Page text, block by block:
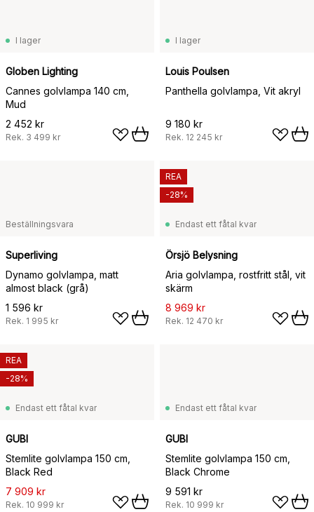
I lager
Globen Lighting
Cannes golvlampa 140 cm,
Mud
2 452 kr
Rek. 3 499 kr
I lager
Louis Poulsen
Panthella golvlampa, Vit akryl
9 180 kr
Rek. 12 245 kr
Beställningsvara
Superliving
Dynamo golvlampa, matt
almost black (grå)
1 596 kr
Rek. 1 995 kr
Endast ett fåtal kvar
Örsjö Belysning
Aria golvlampa, rostfritt stål, vit
skärm
8 969 kr
Rek. 12 470 kr
REA
-28%
Endast ett fåtal kvar
GUBI
Stemlite golvlampa 150 cm,
Black Red
7 909 kr
Rek. 10 999 kr
REA
-28%
Endast ett fåtal kvar
GUBI
Stemlite golvlampa 150 cm,
Black Chrome
9 591 kr
Rek. 10 999 kr